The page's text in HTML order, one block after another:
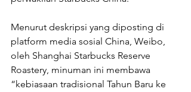
Menurut deskripsi yang diposting di
platform media sosial China, Weibo,
oleh Shanghai Starbucks Reserve
Roastery, minuman ini membawa
“kebiasaan tradisional Tahun Baru ke